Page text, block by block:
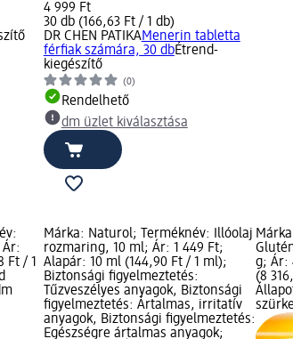
4 999 Ft
30 db (166,63 Ft / 1 db)
DR CHEN PATIKAMenerin tabletta
férfiak számára, 30 dbÉtrend-
kiegészítő
(0)
Rendelhető
dm üzlet kiválasztása
Ft / 1
Márka: Naturol; Terméknév: Illóolaj
rozmaring, 10 ml; Ár: 1 449 Ft;
Alapár: 10 ml (144,90 Ft / 1 ml);
Biztonsági figyelmeztetés:
Tűzveszélyes anyagok, Biztonsági
figyelmeztetés: Ártalmas, irritatív
anyagok, Biztonsági figyelmeztetés:
Egészségre ártalmas anyagok;
g; Ár:
(8